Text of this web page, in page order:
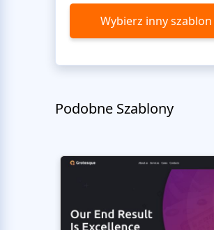
Wybierz inny szablon
Podobne Szablony